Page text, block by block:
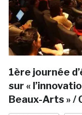
1ère journée
sur «
Beaux-Arts » /